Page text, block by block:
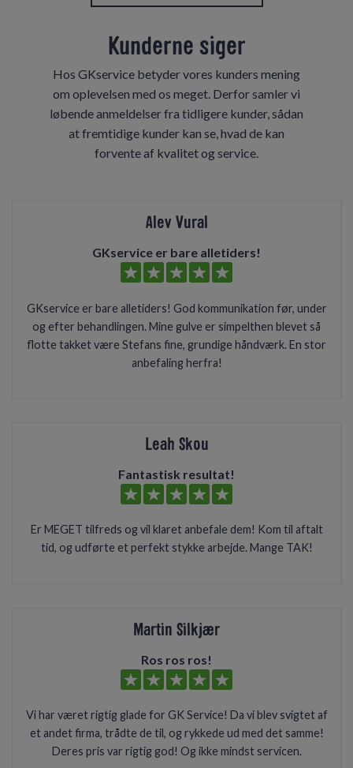
Kunderne siger
Hos GKservice betyder vores kunders mening
om oplevelsen med os meget. Derfor samler vi
løbende anmeldelser fra tidligere kunder, sådan
at fremtidige kunder kan se, hvad de kan
forvente af kvalitet og service.
Alev Vural
GKservice er bare alletiders!
GKservice er bare alletiders! God kommunikation før, under
og efter behandlingen. Mine gulve er simpelthen blevet så
flotte takket være Stefans fine, grundige håndværk. En stor
anbefaling herfra!
Leah Skou
Fantastisk resultat!
Er MEGET tilfreds og vil klaret anbefale dem! Kom til aftalt
tid, og udførte et perfekt stykke arbejde. Mange TAK!
Martin Silkjær
Ros ros ros!
Vi har været rigtig glade for GK Service! Da vi blev svigtet af
et andet firma, trådte de til, og rykkede ud med det samme!
Deres pris var rigtig god! Og ikke mindst servicen.